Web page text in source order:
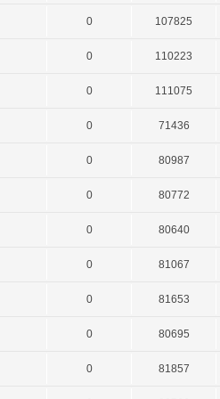
0 107825
0 110223
0 111075
0 71436
0 80987
0 80772
0 80640
0 81067
0 81653
0 80695
0 81857